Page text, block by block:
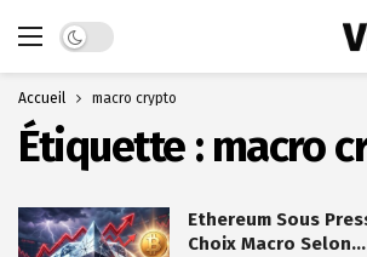
Dark mode
Accueil macro crypto
Étiquette : macro
Ethereum Sous
Choix Macro Selon…